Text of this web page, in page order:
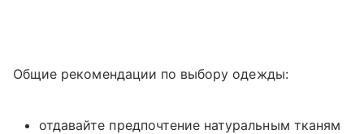
Общие рекомендации по выбору одежды:
отдавайте предпочтение натуральным тканям